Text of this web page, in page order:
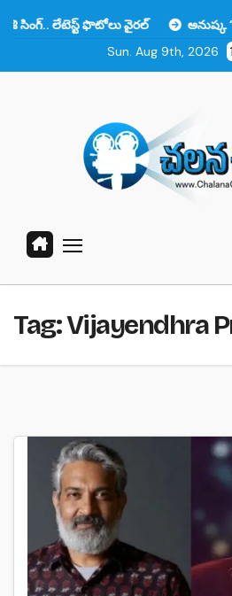
ఫొటోలు వైరల్
అనుష్క ‘కథనార్’
Sun. Aug 9th, 2026
Tag:Vijayendhra